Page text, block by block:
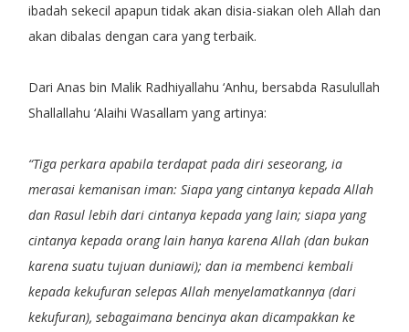
ibadah sekecil apapun tidak akan disia-siakan oleh Allah dan
akan dibalas dengan cara yang terbaik.
Dari Anas bin Malik Radhiyallahu ‘Anhu, bersabda Rasulullah
Shallallahu ‘Alaihi Wasallam yang artinya:
“Tiga perkara apabila terdapat pada diri seseorang, ia
merasai kemanisan iman: Siapa yang cintanya kepada Allah
dan Rasul lebih dari cintanya kepada yang lain; siapa yang
cintanya kepada orang lain hanya karena Allah (dan bukan
karena suatu tujuan duniawi); dan ia membenci kembali
kepada kekufuran selepas Allah menyelamatkannya (dari
kekufuran), sebagaimana bencinya akan dicampakkan ke